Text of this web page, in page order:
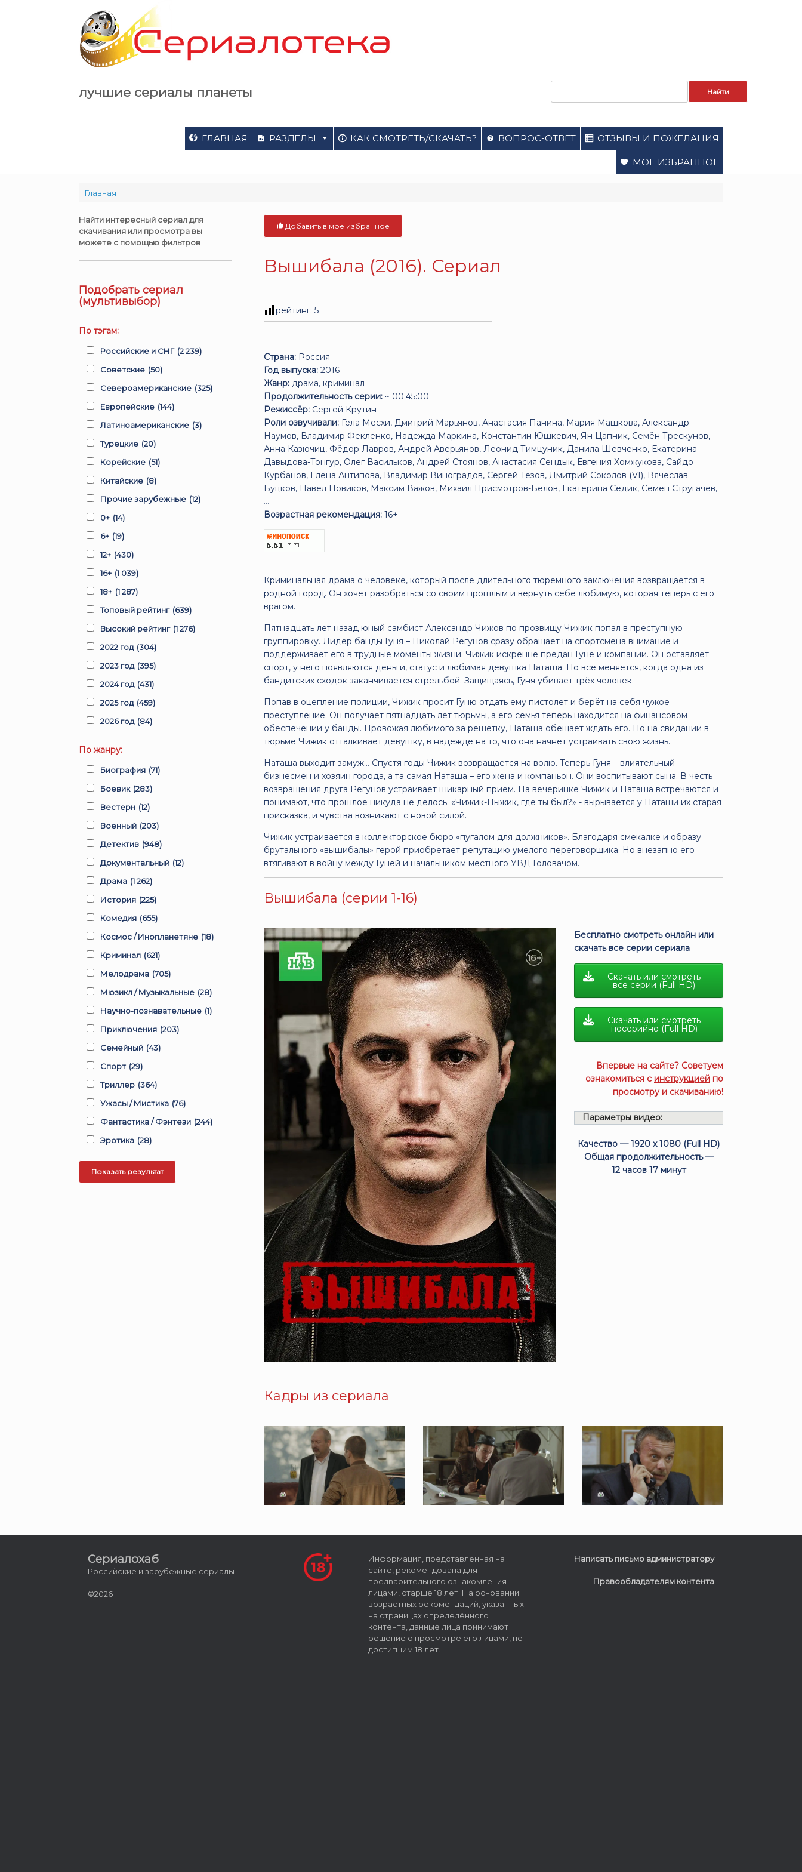
лучшие сериалы планеты
ГЛАВНАЯ РАЗДЕЛЫ КАК СМОТРЕТЬ/СКАЧАТЬ? ВОПРОС-ОТВЕТ ОТЗЫВЫ И ПОЖЕЛАНИЯ
МОЁ ИЗБРАННОЕ
Главная
Добавить в моё избранное
Вышибала (2016). Сериал
рейтинг:5
Страна: Россия
Год выпуска: 2016
Жанр: драма, криминал
Продолжительность серии: ~ 00:45:00
Режиссёр: Сергей Крутин
Роли озвучивали: Гела Месхи, Дмитрий Марьянов, Анастасия Панина, Мария Машкова, Александр
Наумов, Владимир Фекленко, Надежда Маркина, Константин Юшкевич, Ян Цапник, Семён Трескунов,
Анна Казючиц, Фёдор Лавров, Андрей Аверьянов, Леонид Тимцуник, Данила Шевченко, Екатерина
Давыдова-Тонгур, Олег Васильков, Андрей Стоянов, Анастасия Сендык, Евгения Хомжукова, Сайдо
Курбанов, Елена Антипова, Владимир Виноградов, Сергей Тезов, Дмитрий Соколов (VI), Вячеслав
Буцков, Павел Новиков, Максим Важов, Михаил Присмотров-Белов, Екатерина Седик, Семён Стругачёв,
...
Возрастная рекомендация: 16+
Криминальная драма о человеке, который после длительного тюремного заключения возвращается в
родной город. Он хочет разобраться со своим прошлым и вернуть себе любимую, которая теперь с его
врагом.
Пятнадцать лет назад юный самбист Александр Чижов по прозвищу Чижик попал в преступную
группировку. Лидер банды Гуня – Николай Регунов сразу обращает на спортсмена внимание и
поддерживает его в трудные моменты жизни. Чижик искренне предан Гуне и компании. Он оставляет
спорт, у него появляются деньги, статус и любимая девушка Наташа. Но все меняется, когда одна из
бандитских сходок заканчивается стрельбой. Защищаясь, Гуня убивает трёх человек.
Попав в оцепление полиции, Чижик просит Гуню отдать ему пистолет и берёт на себя чужое
преступление. Он получает пятнадцать лет тюрьмы, а его семья теперь находится на финансовом
обеспечении у банды. Провожая любимого за решётку, Наташа обещает ждать его. Но на свидании в
тюрьме Чижик отталкивает девушку, в надежде на то, что она начнет устраивать свою жизнь.
Наташа выходит замуж… Спустя годы Чижик возвращается на волю. Теперь Гуня – влиятельный
бизнесмен и хозяин города, а та самая Наташа – его жена и компаньон. Они воспитывают сына. В честь
возвращения друга Регунов устраивает шикарный приём. На вечеринке Чижик и Наташа встречаются и
понимают, что прошлое никуда не делось. «Чижик-Пыжик, где ты был?» - вырывается у Наташи их старая
присказка, и чувства возникают с новой силой.
Чижик устраивается в коллекторское бюро «пугалом для должников». Благодаря смекалке и образу
брутального «вышибалы» герой приобретает репутацию умелого переговорщика. Но внезапно его
втягивают в войну между Гуней и начальником местного УВД Головачом.
Вышибала (серии 1-16)
Бесплатно смотреть онлайн или
скачать все серии сериала
Скачать или смотреть
все серии (Full HD)
Скачать или смотреть
посерийно (Full HD)
Впервые на сайте? Советуем
ознакомиться с инструкцией по
просмотру и скачиванию!
Параметры видео:
Качество — 1920 x 1080 (Full HD)
Общая продолжительность —
12 часов 17 минут
Кадры из сериала
Найти интересный сериал для
скачивания или просмотра вы
можете с помощью фильтров
Подобрать сериал
(мультивыбор)
По тэгам:
Российские и СНГ (2 239)
Советские (50)
Североамериканские (325)
Европейские (144)
Латиноамериканские (3)
Турецкие (20)
Корейские (51)
Китайские (8)
Прочие зарубежные (12)
0+ (14)
6+ (19)
12+ (430)
16+ (1 039)
18+ (1 287)
Топовый рейтинг (639)
Высокий рейтинг (1 276)
2022 год (304)
2023 год (395)
2024 год (431)
2025 год (459)
2026 год (84)
По жанру:
Биография (71)
Боевик (283)
Вестерн (12)
Военный (203)
Детектив (948)
Документальный (12)
Драма (1 262)
История (225)
Комедия (655)
Космос / Инопланетяне (18)
Криминал (621)
Мелодрама (705)
Мюзикл / Музыкальные (28)
Научно-познавательные (1)
Приключения (203)
Семейный (43)
Спорт (29)
Триллер (364)
Ужасы / Мистика (76)
Фантастика / Фэнтези (244)
Эротика (28)
Сериалохаб
Российские и зарубежные сериалы
©2026
Информация, представленная на
сайте, рекомендована для
предварительного ознакомления
лицами, старше 18 лет. На основании
возрастных рекомендаций, указанных
на страницах определённого
контента, данные лица принимают
решение о просмотре его лицами, не
достигшим 18 лет.
Написать письмо администратору
Правообладателям контента